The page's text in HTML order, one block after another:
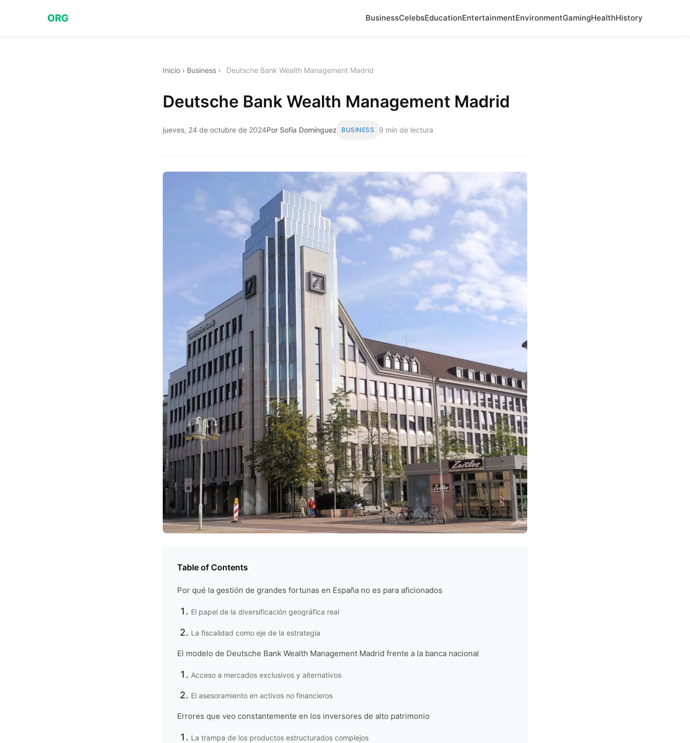
ORG BusinessCelebsEducationEntertainmentEnvironmentGamingHealthHistory
Inicio › Business › Deutsche Bank Wealth Management Madrid
Deutsche Bank Wealth Management Madrid
jueves, 24 de octubre de 2024Por Sofía Domínguez BUSINESS 9 min de lectura
Table of Contents
Por qué la gestión de grandes fortunas en España no es para aficionados
El papel de la diversificación geográfica real
La fiscalidad como eje de la estrategia
El modelo de Deutsche Bank Wealth Management Madrid frente a la banca nacional
Acceso a mercados exclusivos y alternativos
El asesoramiento en activos no financieros
Errores que veo constantemente en los inversores de alto patrimonio
La trampa de los productos estructurados complejos